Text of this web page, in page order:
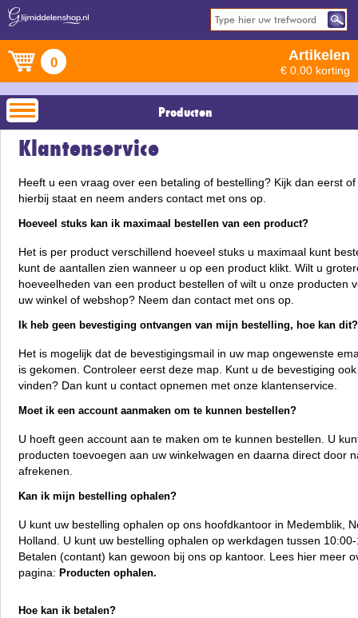
0 Artikelen
€ 0.00 korting
Producten
Klantenservice
Heeft u een vraag over een betaling of bestelling? Kijk dan eerst
hierbij staat en neem anders contact met ons op.
Hoeveel stuks kan ik maximaal bestellen van een product?
Het is per product verschillend hoeveel stuks u maximaal kunt
kunt de aantallen zien wanneer u op een product klikt. Wilt u
hoeveelheden van een product bestellen of wilt u onze producten
uw winkel of webshop? Neem dan contact met ons op.
Ik heb geen bevestiging ontvangen van mijn bestelling, hoe kan dit?
Het is mogelijk dat de bevestigingsmail in uw map ongewenste
is gekomen. Controleer eerst deze map. Kunt u de bevestiging
vinden? Dan kunt u contact opnemen met onze klantenservice.
Moet ik een account aanmaken om te kunnen bestellen?
U hoeft geen account aan te maken om te kunnen bestellen. U
producten toevoegen aan uw winkelwagen en daarna direct door
afrekenen.
Kan ik mijn bestelling ophalen?
U kunt uw bestelling ophalen op ons hoofdkantoor in Medemblik,
Holland. U kunt uw bestelling ophalen op werkdagen tussen
Betalen (contant) kan gewoon bij ons op kantoor. Lees hier meer
pagina:Producten ophalen.
Hoe kan ik betalen?